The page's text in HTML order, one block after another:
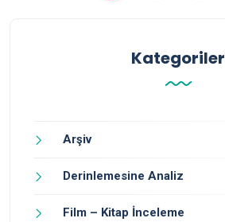
Kategoriler
Arşiv
Derinlemesine Analiz
Film – Kitap İnceleme